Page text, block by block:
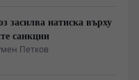
засилва натиска върху
санкции
Петков